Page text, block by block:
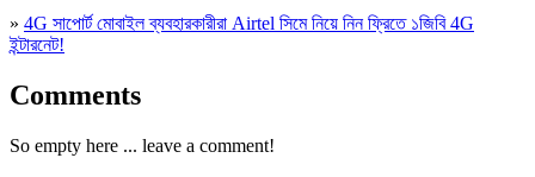
» 4G সাপোর্ট মোবাইল ব্যবহারকারীরা Airtel সিমে নিয়ে নিন ফ্রিতে ১জিবি 4G
ইন্টারনেট!
Comments
So empty here ... leave a comment!